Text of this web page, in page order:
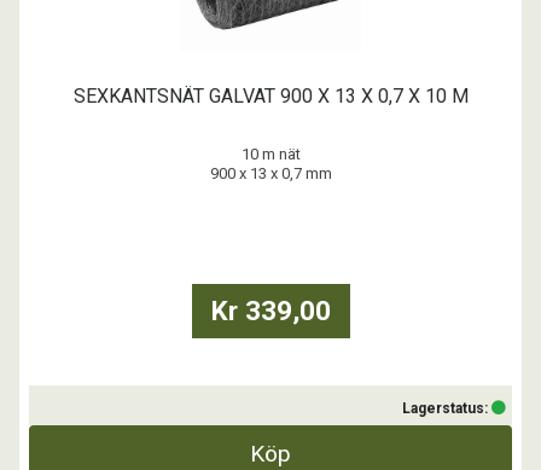
SEXKANTSNÄT GALVAT 900 X 13 X 0,7 X 10 M
10 m nät
900 x 13 x 0,7 mm
Kr 339,00
Lagerstatus:
Köp